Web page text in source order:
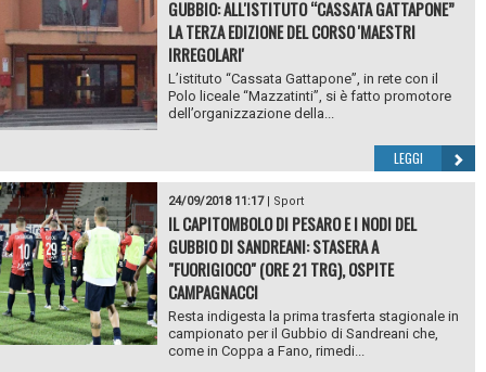
GUBBIO: ALL'ISTITUTO “CASSATA GATTAPONE”
LA TERZA EDIZIONE DEL CORSO 'MAESTRI
IRREGOLARI'
L’istituto “Cassata Gattapone”, in rete con il
Polo liceale “Mazzatinti”, si è fatto promotore
dell’organizzazione della...
LEGGI
24/09/2018 11:17| Sport
IL CAPITOMBOLO DI PESARO E I NODI DEL
GUBBIO DI SANDREANI: STASERA A
"FUORIGIOCO" (ORE 21 TRG), OSPITE
CAMPAGNACCI
Resta indigesta la prima trasferta stagionale in
campionato per il Gubbio di Sandreani che,
come in Coppa a Fano, rimedi...